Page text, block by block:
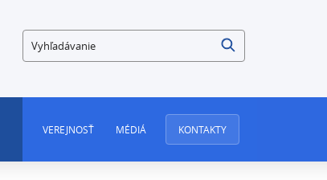
Vyhľadávanie
VEREJNOSŤ MÉDIÁ KONTAKTY